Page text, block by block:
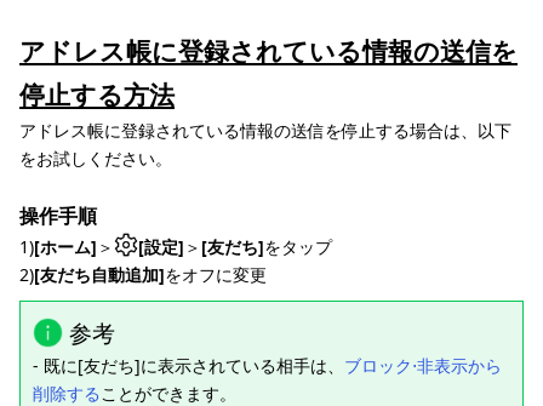
アドレス帳に登録されている情報の送信を
停止する方法
アドレス帳に登録されている情報の送信を停止する場合は、以下
をお試しください。
操作手順
1)[ホーム] ＞ [設定] ＞ [友だち]をタップ
2)[友だち自動追加]をオフに変更
参考
- 既に[友だち]に表示されている相手は、 ブロック⋅非表示から
削除することができます。